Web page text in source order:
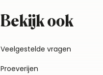
Bekijk ook
Veelgestelde vragen
Proeverijen